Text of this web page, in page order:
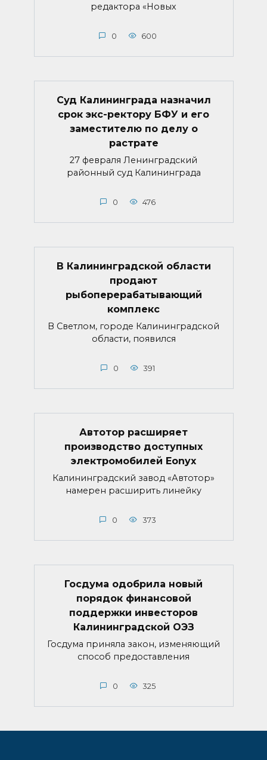
редактора «Новых
0 600
Суд Калининграда назначил
срок экс-ректору БФУ и его
заместителю по делу о
растрате
27 февраля Ленинградский
районный суд Калининграда
0 476
В Калининградской области
продают
рыбоперерабатывающий
комплекс
В Светлом, городе Калининградской
области, появился
0 391
Автотор расширяет
производство доступных
электромобилей Eonyx
Калининградский завод «Автотор»
намерен расширить линейку
0 373
Госдума одобрила новый
порядок финансовой
поддержки инвесторов
Калининградской ОЭЗ
Госдума приняла закон, изменяющий
способ предоставления
0 325